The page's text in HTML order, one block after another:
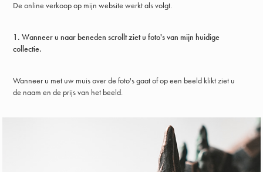
De online verkoop op mijn website werkt als volgt.
1. Wanneer u naar beneden scrollt ziet u foto's van mijn huidige
collectie.
Wanneer u met uw muis over de foto's gaat of op een beeld klikt ziet u
de naam en de prijs van het beeld.